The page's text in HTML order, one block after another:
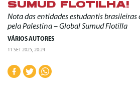
SUMUD FLOTILHA!
Nota das entidades estudantis brasileiras
pela Palestina – Global Sumud Flotilla
VÁRIOS AUTORES
11 SET 2025, 20:24